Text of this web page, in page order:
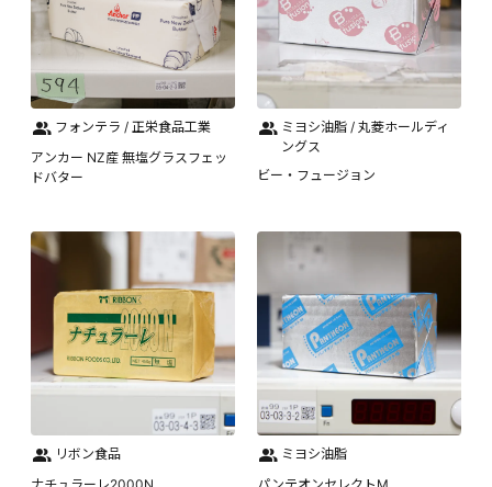
フォンテラ / 正栄食品工業
アンカー NZ産 無塩グラスフェッ
ドバター
ミヨシ油脂 / 丸菱ホールディ
ングス
ビー・フュージョン
リボン食品
ミヨシ油脂